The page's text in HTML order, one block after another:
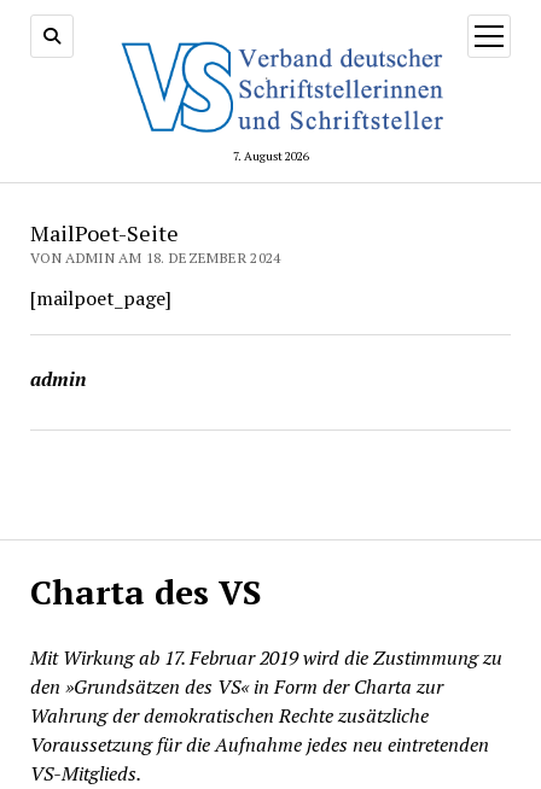
7. August 2026
Menü
öffnen
Charta des VS
Mit Wirkung ab 17. Februar 2019 wird die Zustimmung zu
den »Grundsätzen des VS« in Form der Charta zur
Wahrung der demokratischen Rechte zusätzliche
Voraussetzung für die Aufnahme jedes neu eintretenden
VS-Mitglieds.
MailPoet-Seite
VON ADMIN AM 18. DEZEMBER 2024
[mailpoet_page]
admin